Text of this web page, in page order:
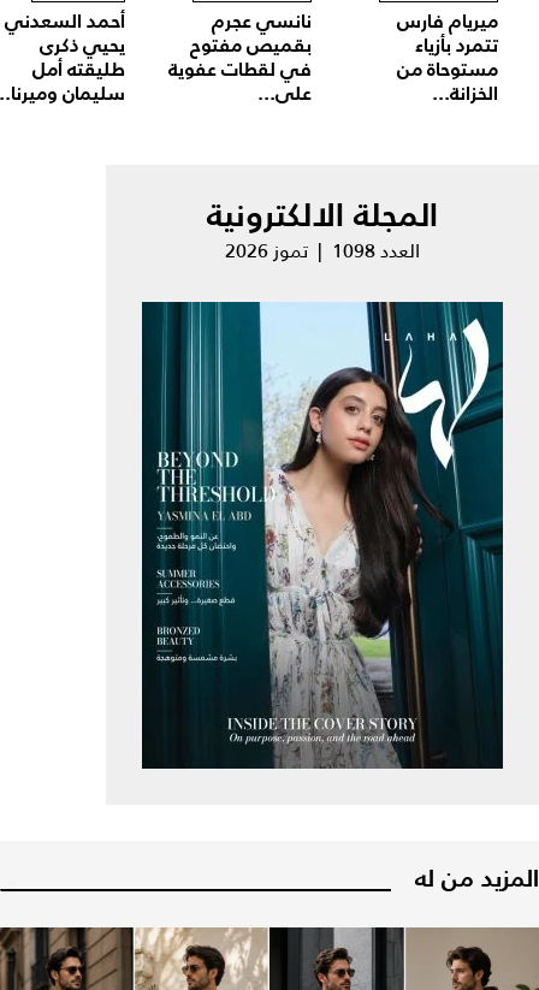
ميريام فارس
تتمرد بأزياء
مستوحاة من
الخزانة...
نانسي عجرم
بقميص مفتوح
في لقطات عفوية
على...
أحمد السعدني
يحيي ذكرى
طليقته أمل
سليمان
المجلة الالكترونية
العدد 1098 | تموز 2026
المزيد من له